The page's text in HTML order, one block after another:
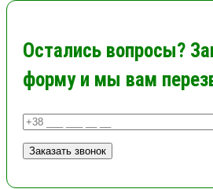
Остались вопросы?
форму и мы вам